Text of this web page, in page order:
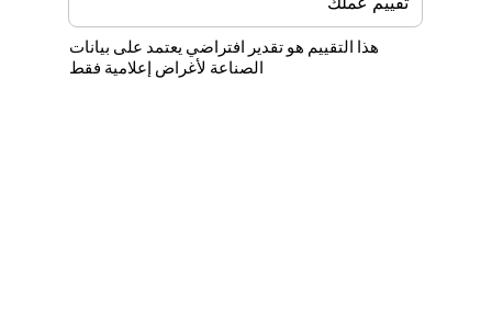
هذا التقييم هو تقدير افتراضي يعتمد على بيانات
الصناعة لأغراض إعلامية فقط